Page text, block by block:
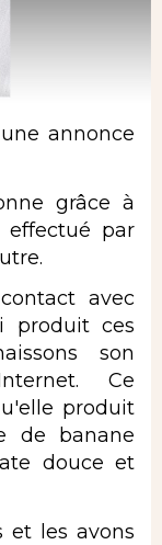
une annonce
grâce à
effectué par
avec
produit ces
son
Ce
produit
de banane
douce et
et les avons